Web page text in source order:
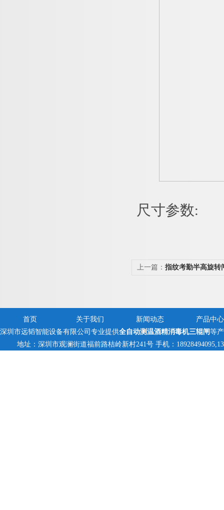
尺寸参数:
上一篇： 指纹考勤半高旋转
首页 关于我们 新闻动态
产品中心
深圳市远韬智能设备有限公司专业提供全自动测温酒精消毒机三辊闸等
地址：深圳市观澜街道福前路桔岭新村241号 手机：